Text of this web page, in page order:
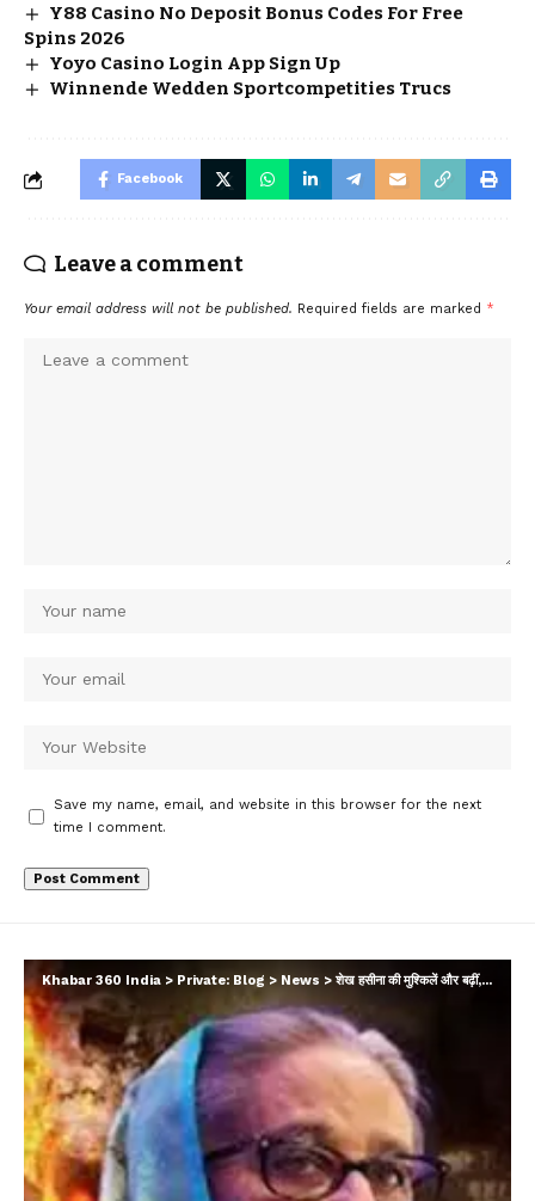
Y88 Casino No Deposit Bonus Codes For Free
Spins 2026
Yoyo Casino Login App Sign Up
Winnende Wedden Sportcompetities Trucs
Facebook
Leave a comment
Your email address will not be published. Required fields are marked *
Save my name, email, and website in this browser for the next
time I comment.
Khabar 360 India > Private: Blog > News >शेख हसीना की मुश्किलें और बढ़ीं, हत्या के दो और मामले दर्ज; अब तक कुल कितने केस?…